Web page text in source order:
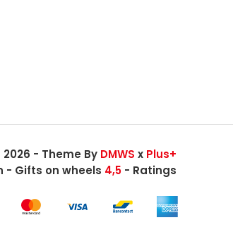
- Theme By DMWS x Plus+
- Gifts on wheels 4,5 - Ratings